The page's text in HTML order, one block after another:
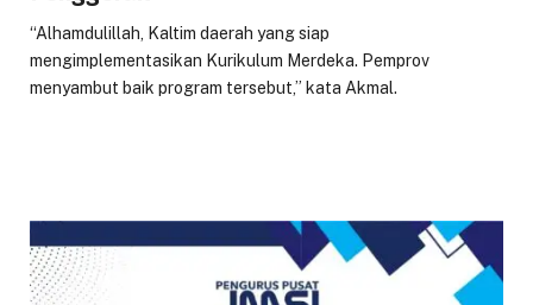
“Alhamdulillah, Kaltim daerah yang siap
mengimplementasikan Kurikulum Merdeka. Pemprov
menyambut baik program tersebut,” kata Akmal.